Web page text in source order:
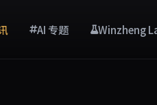
AI 专题 Winzheng